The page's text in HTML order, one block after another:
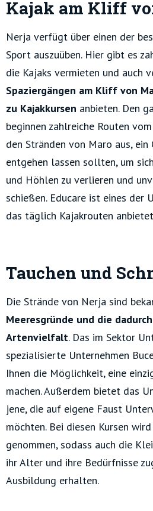
Kajak am Kliff
Nerja verfügt über einen der
Sport auszuüben. Hier gibt es
die Kajaks vermieten und auch
Spaziergängen am Kliff von
zu Kajakkursen anbieten. Den
beginnen zahlreiche Routen vom
den Stränden von Maro aus,
entgehen lassen sollten, um
und Höhlen zu verlieren und
schießen. Educare ist eines der
das täglich Kajakrouten
Tauchen und
Die Strände von Nerja sind
Meeresgründe und die
Artenvielfalt. Das im Sektor
spezialisierte Unternehmen
Ihnen die Möglichkeit, eine
machen. Außerdem bietet das
jene, die auf eigene Faust
möchten. Bei diesen Kursen
genommen, sodass auch die
ihr Alter und ihre Bedürfnisse
Ausbildung erhalten.